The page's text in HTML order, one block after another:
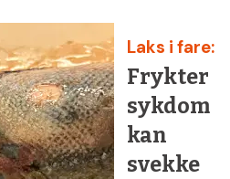
Laks i fare:
Frykter
sykdom
kan
svekke